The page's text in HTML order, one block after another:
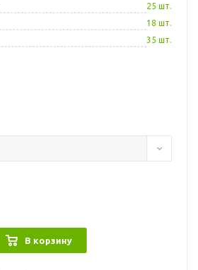
25 шт.
18 шт.
35 шт.
В корзину